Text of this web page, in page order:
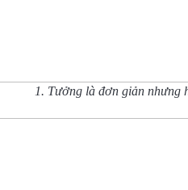
1. Tưởng là đơn giản nhưng